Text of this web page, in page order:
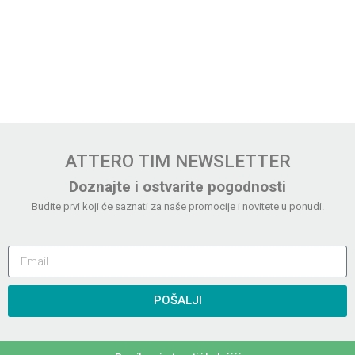
ATTERO TIM NEWSLETTER
Doznajte i ostvarite pogodnosti
Budite prvi koji će saznati za naše promocije i novitete u ponudi.
POŠALJI